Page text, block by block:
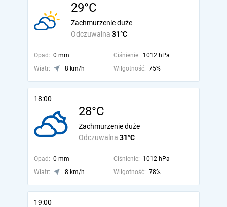
29°C
Odczuwalna 31°C
Zachmurzenie duże
Opad: 0 mm Ciśnienie: 1012 hPa
Wiatr:
8 km/h Wilgotność: 75%
18:00
28°C
Odczuwalna 31°C
Zachmurzenie duże
Opad: 0 mm Ciśnienie: 1012 hPa
Wiatr:
8 km/h Wilgotność: 78%
19:00